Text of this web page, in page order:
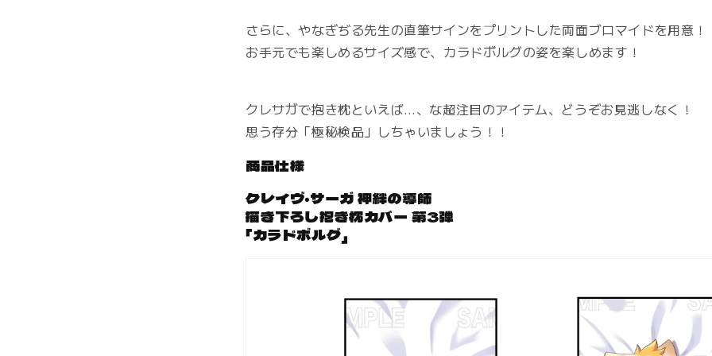
さらに、やなぎぢる先生の直筆サインをプリントした両面ブロマイドを用意！
お手元でも楽しめるサイズ感で、カラドボルグの姿を楽しめます！
クレサガで抱き枕といえば…、な超注目のアイテム、どうぞお見逃しなく！
思う存分「極秘検品」しちゃいましょう！！
商品仕様
クレイヴ・サーガ 神絆の導師
描き下ろし抱き枕カバー 第3弾
「カラドボルグ」